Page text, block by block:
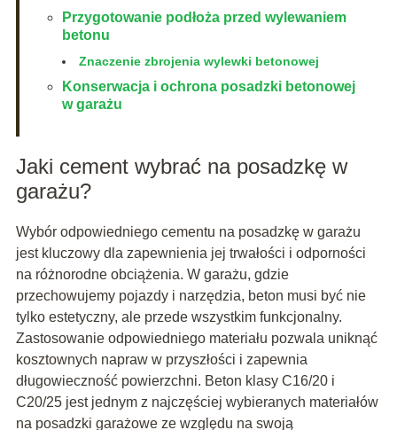
Przygotowanie podłoża przed wylewaniem
betonu
Znaczenie zbrojenia wylewki betonowej
Konserwacja i ochrona posadzki betonowej
w garażu
Jaki cement wybrać na posadzkę w
garażu?
Wybór odpowiedniego cementu na posadzkę w garażu
jest kluczowy dla zapewnienia jej trwałości i odporności
na różnorodne obciążenia. W garażu, gdzie
przechowujemy pojazdy i narzędzia, beton musi być nie
tylko estetyczny, ale przede wszystkim funkcjonalny.
Zastosowanie odpowiedniego materiału pozwala uniknąć
kosztownych napraw w przyszłości i zapewnia
długowieczność powierzchni. Beton klasy C16/20 i
C20/25 jest jednym z najczęściej wybieranych materiałów
na posadzki garażowe ze względu na swoją